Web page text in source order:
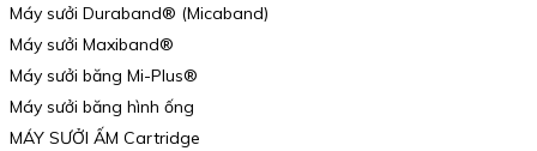
Máy sưởi Duraband® (Micaband)
Máy sưởi Maxiband®
Máy sưởi băng Mi-Plus®
Máy sưởi băng hình ống
MÁY SƯỞI ẤM Cartridge